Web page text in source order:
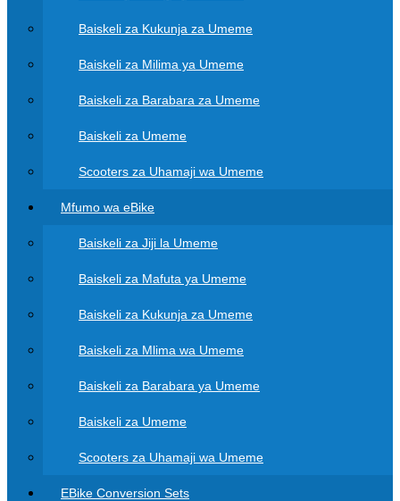
Baiskeli za Kukunja za Umeme
Baiskeli za Milima ya Umeme
Baiskeli za Barabara za Umeme
Baiskeli za Umeme
Scooters za Uhamaji wa Umeme
Mfumo wa eBike
Baiskeli za Jiji la Umeme
Baiskeli za Mafuta ya Umeme
Baiskeli za Kukunja za Umeme
Baiskeli za Mlima wa Umeme
Baiskeli za Barabara ya Umeme
Baiskeli za Umeme
Scooters za Uhamaji wa Umeme
EBike Conversion Sets